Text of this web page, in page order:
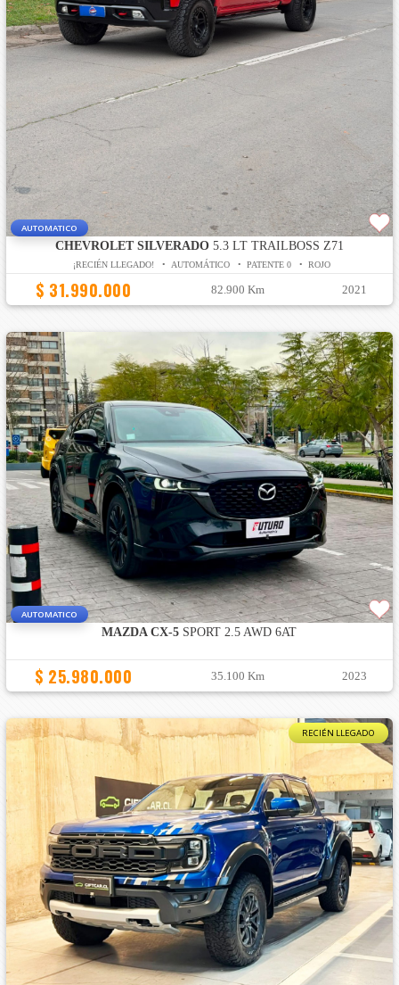
AUTOMATICO
CHEVROLET SILVERADO5.3 LT TRAILBOSS Z71
¡RECIÉN LLEGADO! • AUTOMÁTICO • PATENTE 0 • ROJO
$ 31.990.000 82.900 Km 2021
AUTOMATICO
MAZDA CX-5 SPORT 2.5 AWD 6AT
$ 25.980.000 35.100 Km 2023
RECIÉN LLEGADO